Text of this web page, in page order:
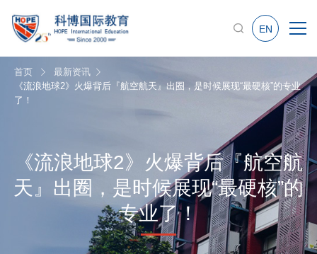
EN
首页
最新资讯
《流浪地球2》火爆背后『航空航天』出圈，是时候展现“最硬核”的专业
了！
《流浪地球2》火爆背后『航空航
天』出圈，是时候展现“最硬核”的
专业了！